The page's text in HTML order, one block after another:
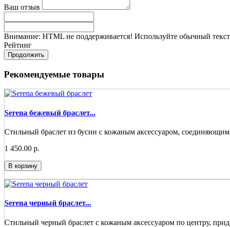
Ваш отзыв
Внимание: HTML не поддерживается! Используйте обычный
Рейтинг
Продолжить
Рекомендуемые товары
Serena бежевый браслет...
Стильный браслет из бусин с кожаным аксессуаром,
1 450.00 р.
В корзину
Serena черный браслет...
Стильный черный браслет с кожаным аксессуаром по центру,